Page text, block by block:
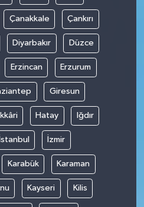
Çanakkale Çankırı
Diyarbakır Düzce
Erzincan Erzurum
Giresun
Hatay Iğdır
İstanbul İzmir
Karabük Karaman
Kayseri Kilis